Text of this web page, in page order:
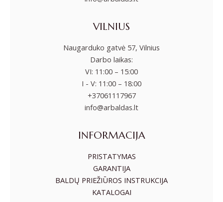
VILNIUS
Naugarduko gatvė 57, Vilnius
Darbo laikas:
VI: 11:00 – 15:00
I - V: 11:00 – 18:00
+37061117967
info@arbaldas.lt
INFORMACIJA
PRISTATYMAS
GARANTIJA
BALDŲ PRIEŽIŪROS INSTRUKCIJA
KATALOGAI